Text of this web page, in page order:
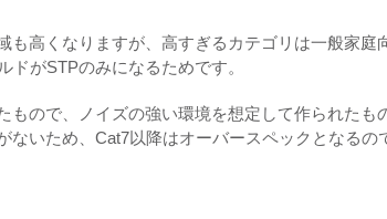
も高くなりますが、高すぎるカテゴリは一般家庭
がSTPのみになるためです。
ので、ノイズの強い環境を想定して作られたも
ないため、Cat7以降はオーバースペックとなるの